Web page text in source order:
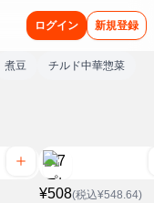
ログイン 新規登録
煮豆 チルド中華惣菜
¥508(税込¥548.64)